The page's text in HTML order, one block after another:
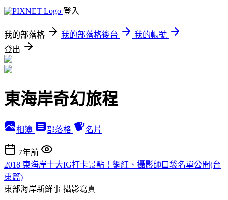
登入
我的部落格 我的部落格後台
我的帳號
登出
東海岸奇幻旅程
相簿 部落格 名片
7年前
2018 東海岸十大IG打卡景點！網紅、攝影師口袋名單公開(台
東篇)
東部海岸新鮮事 攝影寫真